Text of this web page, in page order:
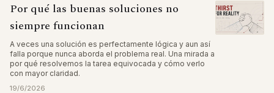
Por qué las buenas soluciones no
siempre funcionan
A veces una solución es perfectamente lógica y aun así
falla porque nunca aborda el problema real. Una mirada a
por qué resolvemos la tarea equivocada y cómo verlo
con mayor claridad.
19/6/2026